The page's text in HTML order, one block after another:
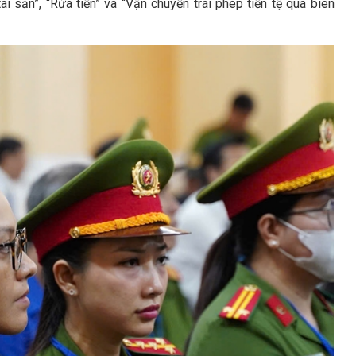
“Rửa tiền” và “Vận chuyển trái phép tiền tệ qua biên